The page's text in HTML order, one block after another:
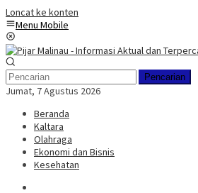
Loncat ke konten
Menu Mobile
Pencarian
Jumat, 7 Agustus 2026
Beranda
Kaltara
Olahraga
Ekonomi dan Bisnis
Kesehatan